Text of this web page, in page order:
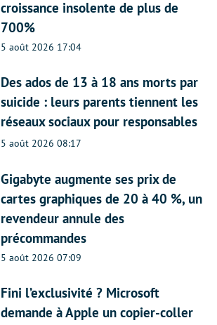
croissance insolente de plus de
700%
5 août 2026 17:04
Des ados de 13 à 18 ans morts par
suicide : leurs parents tiennent les
réseaux sociaux pour responsables
5 août 2026 08:17
Gigabyte augmente ses prix de
cartes graphiques de 20 à 40 %, un
revendeur annule des
précommandes
5 août 2026 07:09
Fini l’exclusivité ? Microsoft
demande à Apple un copier-coller